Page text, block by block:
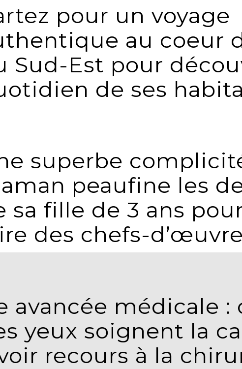
pour un voyage
au coeur
Sud-Est pour
de ses
superbe
peaufine les
sa fille de 3 ans
des chefs-d’œuvre
avancée médicale :
yeux soignent la
recours à la